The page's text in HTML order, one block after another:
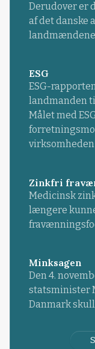
Derudover er
af det danske
ESG
ESG-
landmanden
Målet med
Zinkfri
Medicinsk
længere
Minksagen
Den 4.
statsminister
Danmark